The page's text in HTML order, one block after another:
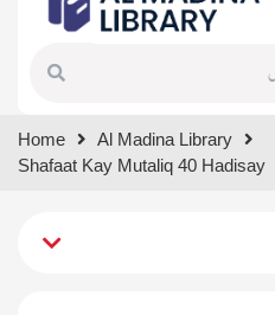
results.
Home
Al Madina Library
Shafaat Kay Mutaliq 40 Hadisay